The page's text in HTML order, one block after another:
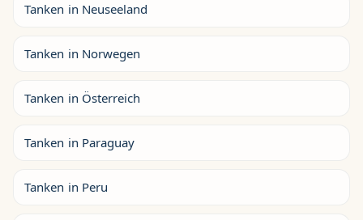
Tanken in Neuseeland
Tanken in Norwegen
Tanken in Österreich
Tanken in Paraguay
Tanken in Peru